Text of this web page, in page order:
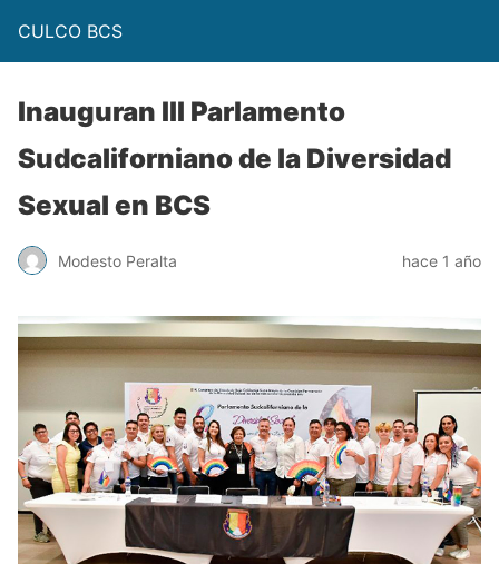
CULCO BCS
Inauguran III Parlamento
Sudcaliforniano de la Diversidad
Sexual en BCS
Modesto Peralta hace 1 año